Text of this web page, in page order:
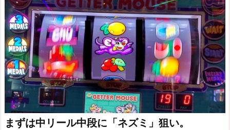
まずは中リール中段に「ネズミ」狙い。